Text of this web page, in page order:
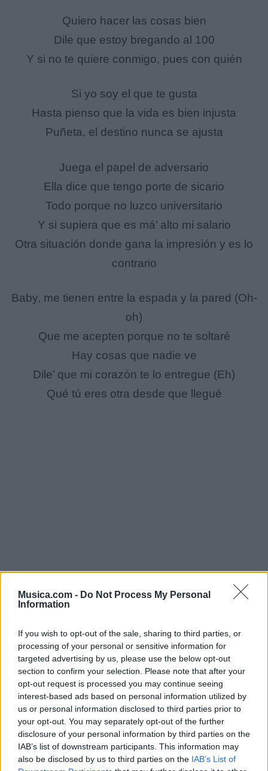
Musica.com - Do Not Process My Personal
Information
If you wish to opt-out of the sale, sharing to third parties, or
processing of your personal or sensitive information for
targeted advertising by us, please use the below opt-out
section to confirm your selection. Please note that after your
opt-out request is processed you may continue seeing
interest-based ads based on personal information utilized by
us or personal information disclosed to third parties prior to
your opt-out. You may separately opt-out of the further
disclosure of your personal information by third parties on the
IAB’s list of downstream participants. This information may
also be disclosed by us to third parties on the IAB’s List of
Quiero hacer las cosas bien
Dile que estoy bregando al 100
Y si no te quiere conmigo, pues con quién
Si yo soy el que te gusta
Hasta pienso que la vida es bien injusta
Puñeta, el destino nunca se ajusta
Juega el papel de adversario
Ella dice que tengo porte de sicario
Todo porque no luzco universitario
Y si supiera que es má’ alto mi salario
Otra situación donde gana la impresión y es lo
contrario
Baby, me tienen entre la espada y la pared (Oh-
oh)
Que me acepten porque no te soltaré
Hay cosas que nadie ve
Dile’ que mi corazón te lo entregue (Eh)
Qué tú eres otra desde que llegué
Baby, me tienen entre la espada y la pared
Hay cosas que nadie ve
Dile’ que mi corazón te lo entregue
Qué tú eres otra desde que llegué
Que me acepten porque no te soltaré (Eh-eh)
Vídeo con letra